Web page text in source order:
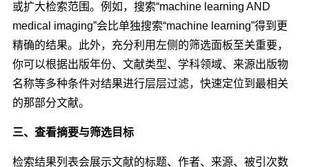
或扩大检索范围。例如，搜索“machine learning AND
medical imaging”会比单独搜索“machine learning”得到更
精确的结果。此外，充分利用左侧的筛选面板至关重要，
你可以根据出版年份、文献类型、学科领域、来源出版物
名称等多种条件对结果进行层层过滤，快速定位到最相关
的那部分文献。
三、查看摘要与筛选目标
检索结果列表会展示文献的标题、作者、来源、被引次数